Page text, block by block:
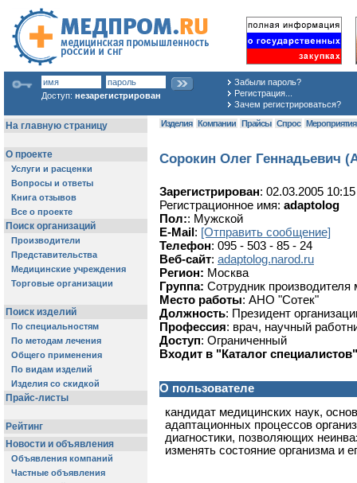
Доступ: незарегистрирован
Забыли пароль?
Регистрация...
Зачем регистрироваться?
Изделия Компании Прайсы Спрос Мероприятия
Сорокин Олег Геннадьевич
Зарегистрирован: 02.03.2005 10:15
Регистрационное имя: adaptolog
Пол:: Мужской
E-Mail: [Отправить сообщение]
Телефон: 095 - 503 - 85 - 24
Веб-сайт: adaptolog.narod.ru
Регион: Москва
Группа: Сотрудник
Место работы: АНО "Сотек"
Должность: Президент
Профессия: врач, научный
Доступ: Ограниченный
Входит в "Каталог специалистов"
О пользователе
кандидат медицинских наук,
адаптационных процессов
диагностики, позволяющих
изменять состояние организма и